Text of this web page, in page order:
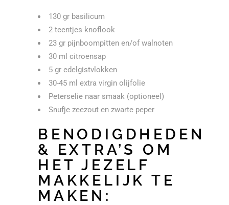
130 gr basilicum
2 teentjes knoflook
23 gr pijnboompitten en/of walnoten
30 ml citroensap
5 gr edelgistvlokken
30-45 ml extra virgin olijfolie
Peterselie naar smaak (optioneel)
Snufje zeezout en zwarte peper
BENODIGDHEDEN
& EXTRA’S OM
HET JEZELF
MAKKELIJK TE
MAKEN: